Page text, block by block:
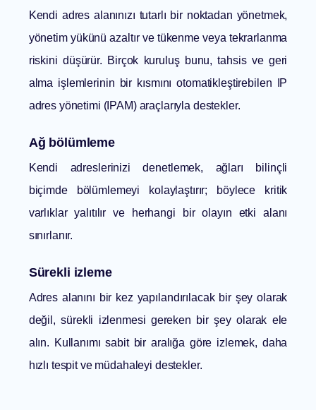
Kendi adres alanınızı tutarlı bir noktadan yönetmek,
yönetim yükünü azaltır ve tükenme veya tekrarlanma
riskini düşürür. Birçok kuruluş bunu, tahsis ve geri
alma işlemlerinin bir kısmını otomatikleştirebilen
IP
adres yönetimi (IPAM) araçlarıyla destekler.
Ağ bölümleme
Kendi adreslerinizi denetlemek, ağları bilinçli
biçimde bölümlemeyi kolaylaştırır; böylece kritik
varlıklar yalıtılır ve herhangi bir olayın etki alanı
sınırlanır.
Sürekli izleme
Adres alanını bir kez yapılandırılacak bir şey olarak
değil, sürekli izlenmesi gereken bir şey olarak ele
alın. Kullanımı sabit bir aralığa göre izlemek, daha
hızlı tespit ve müdahaleyi destekler.